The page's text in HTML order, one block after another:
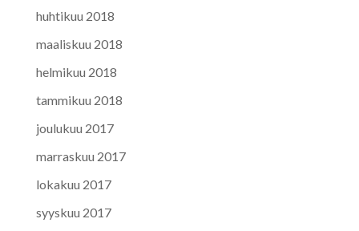
huhtikuu 2018
maaliskuu 2018
helmikuu 2018
tammikuu 2018
joulukuu 2017
marraskuu 2017
lokakuu 2017
syyskuu 2017